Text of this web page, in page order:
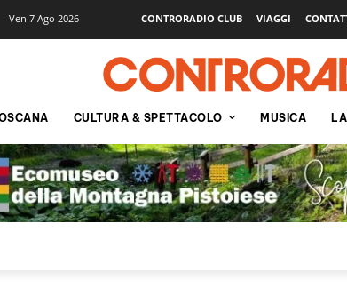
Ven 7 Ago 2026 CONTRORADIO CLUB VIAGGI
CULTURA & SPETTACOLO MUSICA